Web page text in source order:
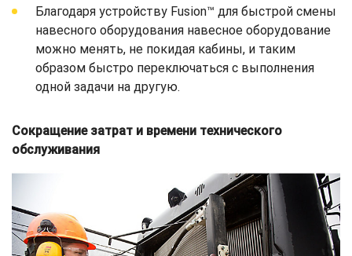
Благодаря устройству Fusion™ для быстрой смены
навесного оборудования навесное оборудование
можно менять, не покидая кабины, и таким
образом быстро переключаться с выполнения
одной задачи на другую.
Сокращение затрат и времени технического
обслуживания